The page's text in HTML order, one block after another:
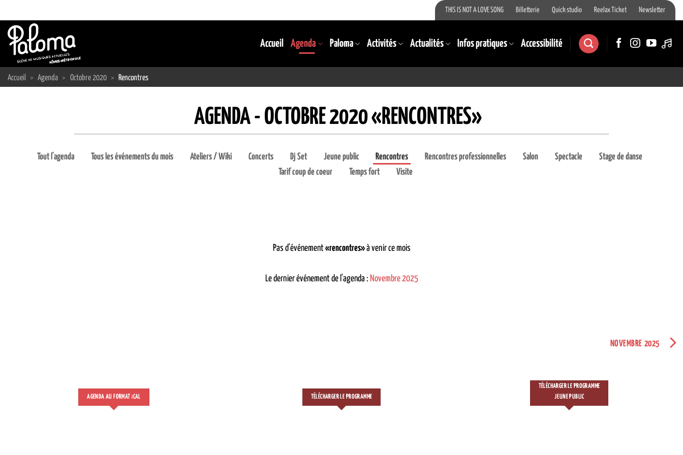
au
contenu
THIS IS NOT A LOVE SONG Billetterie Quick studio Reelax Ticket Newsletter
Accueil Agenda Paloma Activités Actualités Infos pratiques Accessibilité
Accueil > Agenda > Octobre 2020 > Rencontres
AGENDA - OCTOBRE 2020 «RENCONTRES»
Tout l'agenda Tous les événements du mois Ateliers / Wiki Concerts Dj Set Jeune public Rencontres Rencontres professionnelles Salon Spectacle
Stage de danse
Tarif coup de coeur
Temps fort Visite
Pas d'événement«rencontres»à venir ce mois
Le dernier événement de l'agenda : Novembre 2025
NOVEMBRE 2025
AGENDA AU FORMAT CAL TÉLÉCHARGER LE PROGRAMME
TÉLÉCHARGER LE PROGRAMME
JEUNE PUBLIC